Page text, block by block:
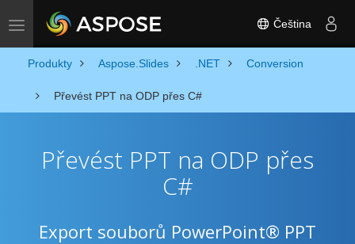
Toggle navigation Čeština
Produkty Aspose.Slides .NET Conversion
Převést PPT na ODP přes C#
Převést PPT na ODP přes
C#
Export souborů PowerPoint® PPT